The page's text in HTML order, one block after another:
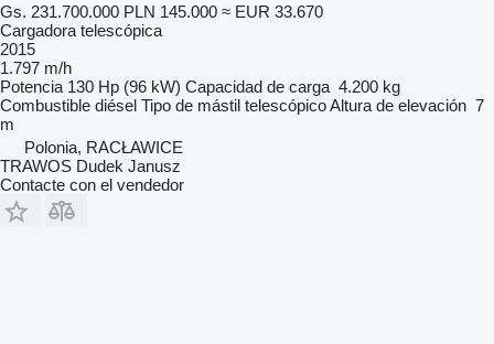
Gs. 231.700.000 PLN 145.000 ≈ EUR 33.670
Cargadora telescópica
2015
1.797 m/h
Potencia 130 Hp (96 kW) Capacidad de carga 4.200 kg
Combustible diésel Tipo de mástil telescópicoAltura de elevación 7
m
Polonia, RACŁAWICE
TRAWOS Dudek Janusz
Contacte con el vendedor